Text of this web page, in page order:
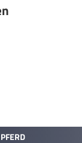
PFERD